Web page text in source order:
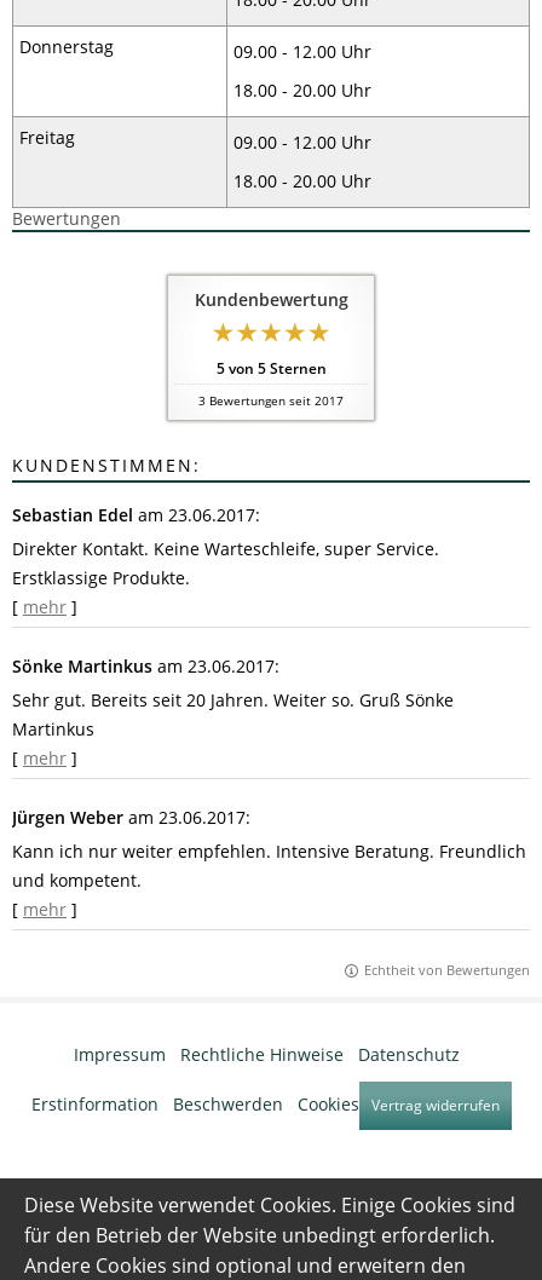
Donnerstag
09.00 - 12.00 Uhr
18.00 - 20.00 Uhr
Freitag
09.00 - 12.00 Uhr
18.00 - 20.00 Uhr
Bewertungen
Kundenbewertung
5von 5Sternen
3 Bewertungen seit 2017
KUNDENSTIMMEN:
Sebastian Edel am 23.06.2017:
Direkter Kontakt. Keine Warteschleife, super Service.
Erstklassige Produkte.
[ mehr ]
Sönke Martinkus am 23.06.2017:
Sehr gut. Bereits seit 20 Jahren. Weiter so. Gruß Sönke
Martinkus
[ mehr ]
Jürgen Weber am 23.06.2017:
Kann ich nur weiter empfehlen. Intensive Beratung. Freundlich
und kompetent.
[ mehr ]
Echtheit von Bewertungen
Impressum Rechtliche Hinweise· Datenschutz
Erstinformation Beschwerden Cookies Vertrag widerrufen
Diese Website verwendet Cookies. Einige Cookies sind
für den Betrieb der Website unbedingt erforderlich.
Andere Cookies sind optional und erweitern den